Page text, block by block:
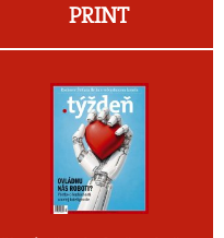
PRINT